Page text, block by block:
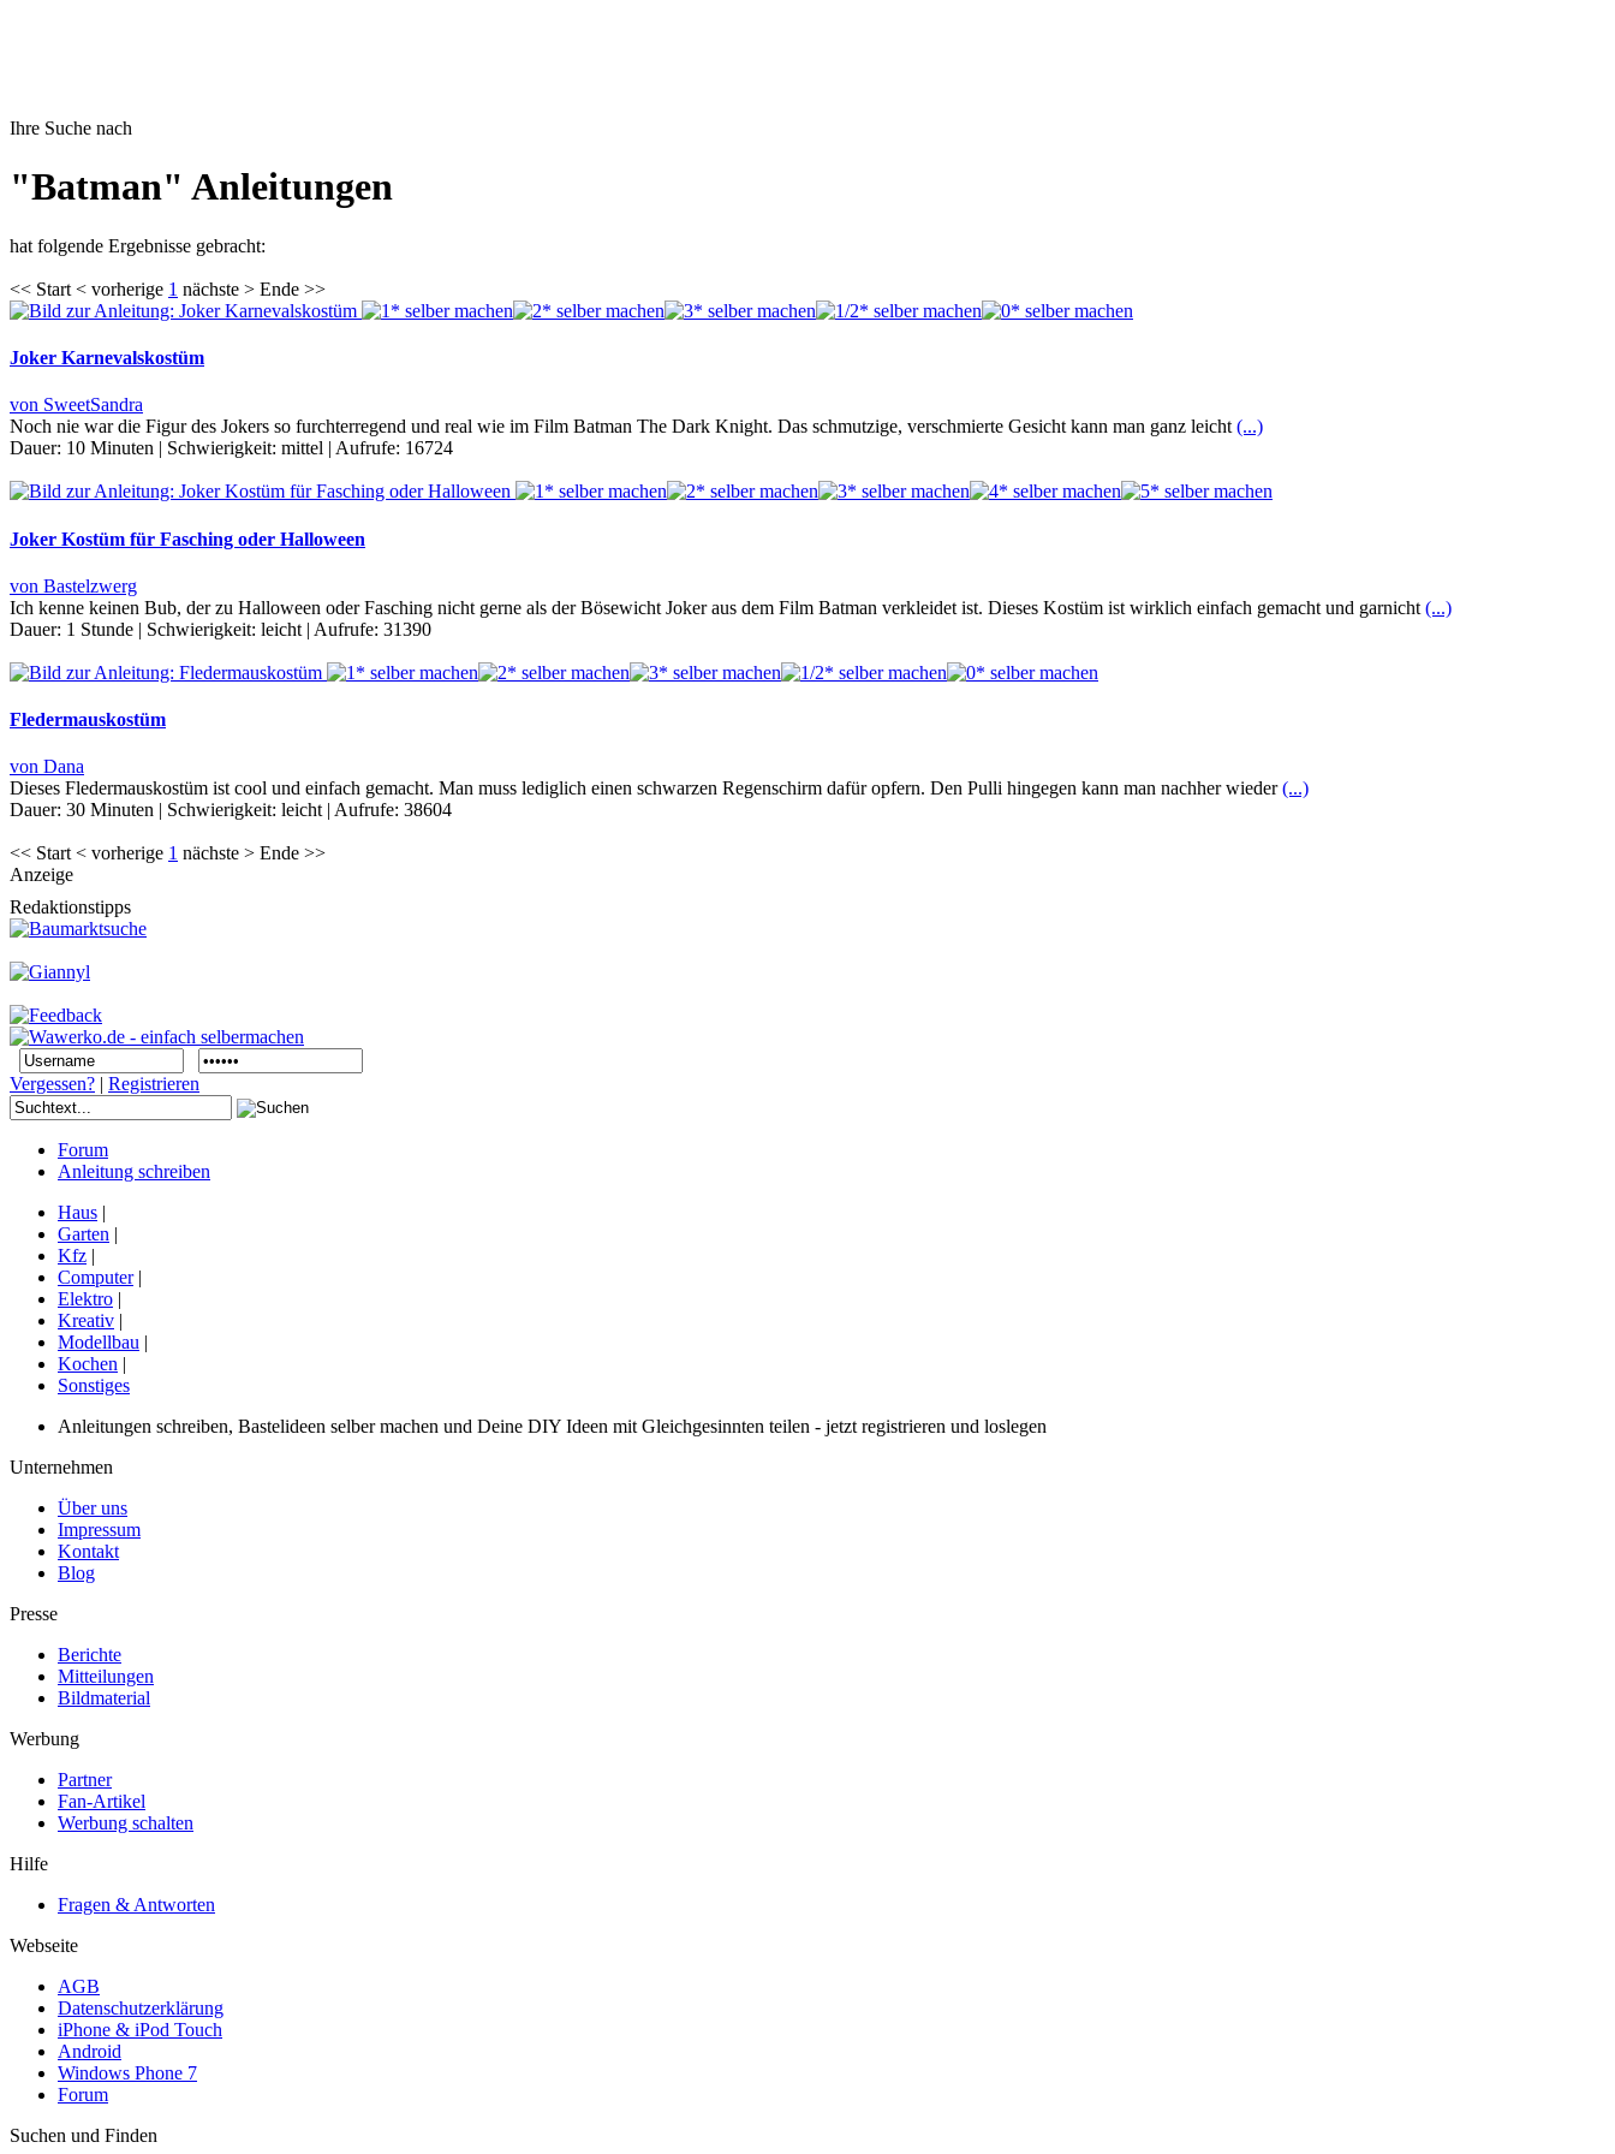
Ihre Suche nach
"Batman" Anleitungen
hat folgende Ergebnisse gebracht:
<< Start < vorherige 1 nächste > Ende >>
Joker Karnevalskostüm
von SweetSandra
Noch nie war die Figur des Jokers so furchterregend und real wie im Film Batman The Dark Knight. Das schmutzige, verschmierte Gesicht kann man ganz leicht(...)
Dauer: 10 Minuten | Schwierigkeit: mittel | Aufrufe: 16724
Joker Kostüm für Fasching oder Halloween
von Bastelzwerg
Ich kenne keinen Bub, der zu Halloween oder Fasching nicht gerne als der Bösewicht Joker aus dem Film Batman verkleidet ist. Dieses Kostüm ist wirklich einfach gemacht und garnicht (...)
Dauer: 1 Stunde | Schwierigkeit: leicht | Aufrufe: 31390
Fledermauskostüm
von Dana
Dieses Fledermauskostüm ist cool und einfach gemacht. Man muss lediglich einen schwarzen Regenschirm dafür opfern. Den Pulli hingegen kann man nachher wieder(...)
Dauer: 30 Minuten Schwierigkeit: leicht Aufrufe: 38604
<< Start < vorherige 1 nächste > Ende >>
Anzeige
Redaktionstipps
Vergessen? Registrieren
Forum
Anleitung schreiben
Haus
Garten
Kfz
Computer|
Elektro
Kreativ
Modellbau
Kochen
Sonstiges
Anleitungen schreiben, Bastelideen selber machen und Deine DIY Ideen mit Gleichgesinnten teilen - jetzt registrieren und loslegen
Unternehmen
Über uns
Impressum
Kontakt
Blog
Presse
Berichte
Mitteilungen
Bildmaterial
Werbung
Partner
Fan-Artikel
Werbung schalten
Hilfe
Fragen & Antworten
Webseite
AGB
Datenschutzerklärung
iPhone & iPod Touch
Android
Windows Phone 7
Forum
Suchen und Finden